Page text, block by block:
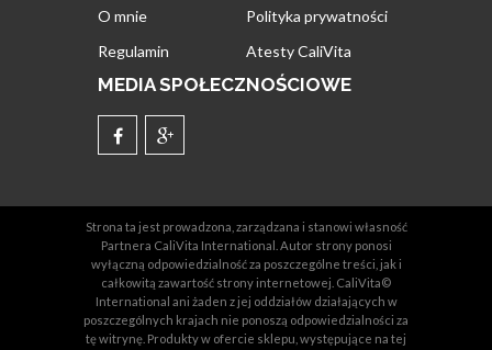
O mnie
Polityka prywatności
Regulamin
Atesty CaliVita
MEDIA SPOŁECZNOŚCIOWE
Strona ta jest prowadzona, zarządzana i stanowi własność
Partnera CaliVita International. Autor strony ponosi
wyłączną odpowiedzialność za poszczególne treści, jak i
całkowitą zawartość strony internetowej. CaliVita©
International ani żaden z jej oddziałów działających w
poszczególnych krajach nie ponoszą odpowiedzialności za
tę witrynę. Produkty w ofercie sklepu, występujące na tej